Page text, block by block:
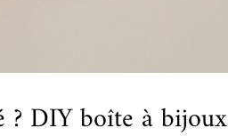
? DIY boîte à bijoux